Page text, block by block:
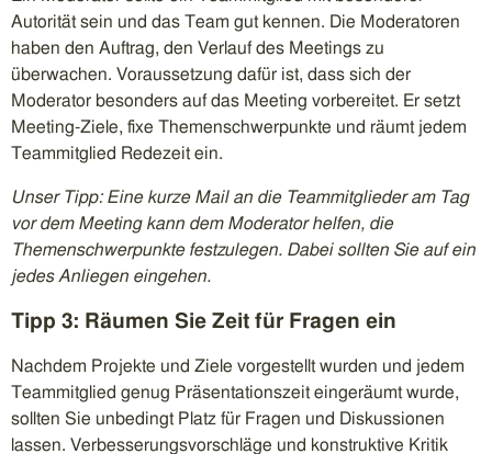
Autorität sein und das Team gut kennen. Die Moderatoren
haben den Auftrag, den Verlauf des Meetings zu
überwachen. Voraussetzung dafür ist, dass sich der
Moderator besonders auf das Meeting vorbereitet. Er setzt
Meeting-Ziele, fixe Themenschwerpunkte und räumt jedem
Teammitglied Redezeit ein.
Unser Tipp: Eine kurze Mail an die Teammitglieder am Tag
vor dem Meeting kann dem Moderator helfen, die
Themenschwerpunkte festzulegen. Dabei sollten Sie auf ein
jedes Anliegen eingehen.
Tipp 3: Räumen Sie Zeit für Fragen ein
Nachdem Projekte und Ziele vorgestellt wurden und jedem
Teammitglied genug Präsentationszeit eingeräumt wurde,
sollten Sie unbedingt Platz für Fragen und Diskussionen
lassen. Verbesserungsvorschläge und konstruktive Kritik